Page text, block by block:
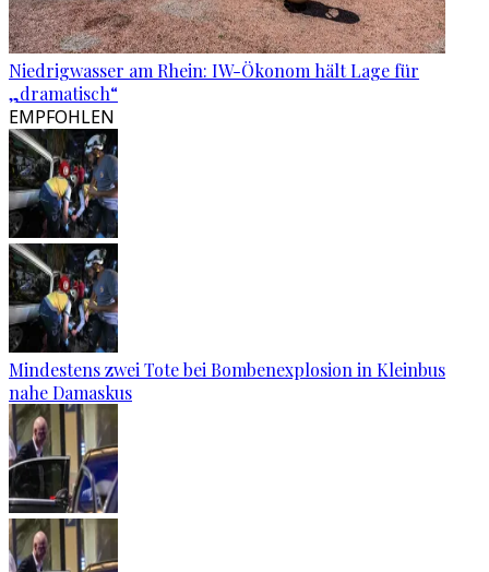
Niedrigwasser am Rhein: IW-Ökonom hält Lage für
„dramatisch“
EMPFOHLEN
Mindestens zwei Tote bei Bombenexplosion in Kleinbus
nahe Damaskus